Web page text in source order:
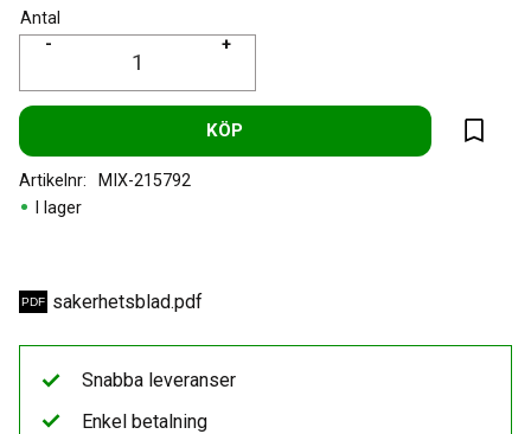
Antal
+
-
KÖP
Lägg
I lager
Artikelnr MIX-215792
sakerhetsblad.pdf
Snabba leveranser
Enkel betalning